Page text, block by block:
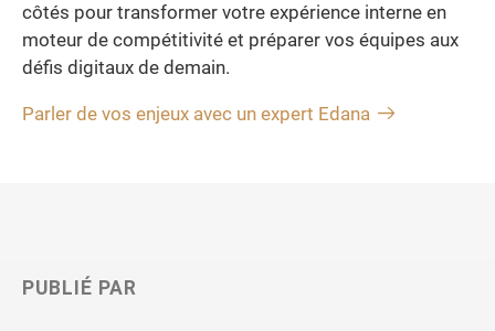
côtés pour transformer votre expérience interne en
moteur de compétitivité et préparer vos équipes aux
défis digitaux de demain.
Parler de vos enjeux avec un expert Edana
PUBLIÉ PAR